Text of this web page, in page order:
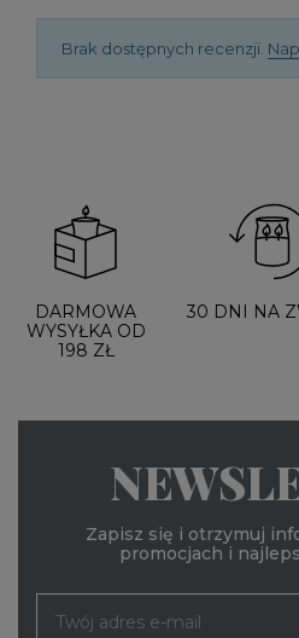
Brak dostępnych recenzji.
DARMOWA
WYSYŁKA OD
198 ZŁ
30 DNI NA
Zapisz się i otrzymuj
promocjach i